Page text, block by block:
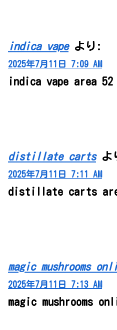
indica vape より:
2025年7月11日 7:09 AM
indica vape area 52
distillate carts よ
2025年7月11日 7:11 AM
distillate carts
magic mushrooms
2025年7月11日 7:13 AM
magic mushrooms